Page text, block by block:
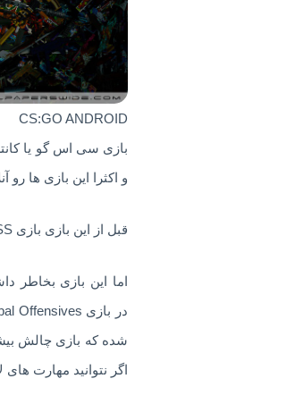
CS:GO ANDROID
و اکثرا این بازی ها رو
قبل از این بازی بازی CSS یا Counter strick sourceبسیار محبوب بود ولی اکنون CSGo با کیفیت بالاتر و بازیکنان حرفه ای تر محبوب شده است.
اما این بازی بخاطر
در بازی Counter Strike Global Offensives باید سعی کنید که امتیاز خوبی بدست بیاورید و زنده بمانید
شده که بازی چالش
اگر نتوانید مهارت